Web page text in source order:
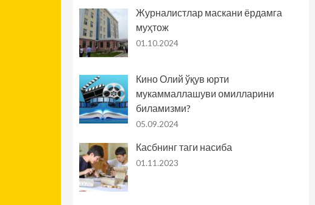
Журналистлар маскани ёрдамга
муҳтож
01.10.2024
Кино Олий ўқув юрти
мукаммаллашуви омилларини
биламизми?
05.09.2024
Касбнинг таги насиба
01.11.2023